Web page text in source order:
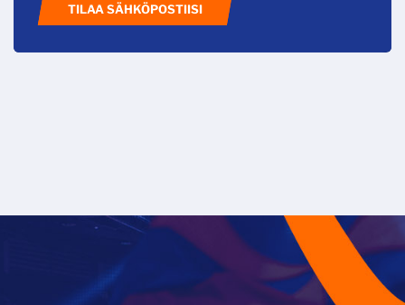
TILAA SÄHKÖPOSTIISI